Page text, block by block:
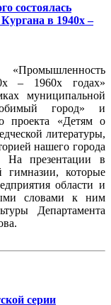
состоялась
в 1940х –
– 1960х годах»
муниципальной
город» и
проекта «Детям о
литературы,
нашего города
На презентации в
гимназии, которые
области и
словами к ним
Департамента
серии